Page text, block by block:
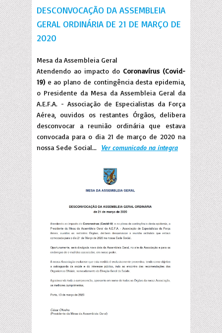
DESCONVOCAÇÃO DA ASSEMBLEIA
GERAL ORDINÁRIA DE 21 DE MARÇO DE
2020
Mesa da Assembleia Geral
Atendendo ao impacto do Coronavírus (Covid-
19) e ao plano de contingência desta epidemia,
o Presidente da Mesa da Assembleia Geral da
A.E.F.A. - Associação de Especialistas da Força
Aérea, ouvidos os restantes Órgãos, delibera
desconvocar a reunião ordinária que estava
convocada para o dia 21 de março de 2020 na
nossa Sede Social... Ver comunicado na íntegra